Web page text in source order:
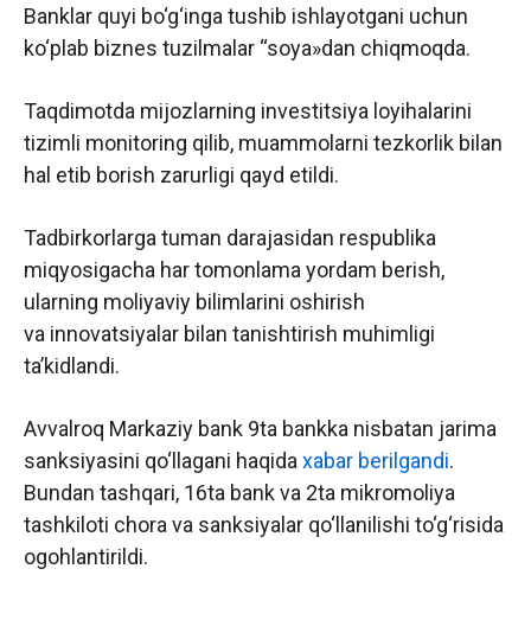
Banklar quyi bo‘g‘inga tushib ishlayotgani uchun
ko‘plab biznes tuzilmalar “soya»dan chiqmoqda.
Taqdimotda mijozlarning investitsiya loyihalarini
tizimli monitoring qilib, muammolarni tezkorlik bilan
hal etib borish zarurligi qayd etildi.
Tadbirkorlarga tuman darajasidan respublika
miqyosigacha har tomonlama yordam berish,
ularning moliyaviy bilimlarini oshirish
va innovatsiyalar bilan tanishtirish muhimligi
ta’kidlandi.
Avvalroq Markaziy bank 9ta bankka nisbatan jarima
sanksiyasini qo‘llagani haqida xabar berilgandi.
Bundan tashqari, 16ta bank va 2ta mikromoliya
tashkiloti chora va sanksiyalar qo‘llanilishi to‘g‘risida
ogohlantirildi.